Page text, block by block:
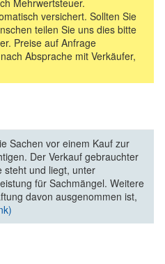
versichert. Sollten Sie
teilen Sie uns dies bitte
Preise auf Anfrage
Absprache mit Verkäufer,
Sachen vor einem Kauf zur
Der Verkauf gebrauchter
steht und liegt, unter
für Sachmängel. Weitere
davon ausgenommen ist,